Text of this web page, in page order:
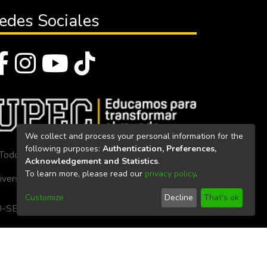
Sociales
los derechos reservados 2023
Politécnica Estatal del Carchi
SE-33-CACES-2020
We collect and process your personal information for the
following purposes: Authentication, Preferences,
Acknowledgement and Statistics.
To learn more, please read our privacy policy.
Customize Decline That's ok